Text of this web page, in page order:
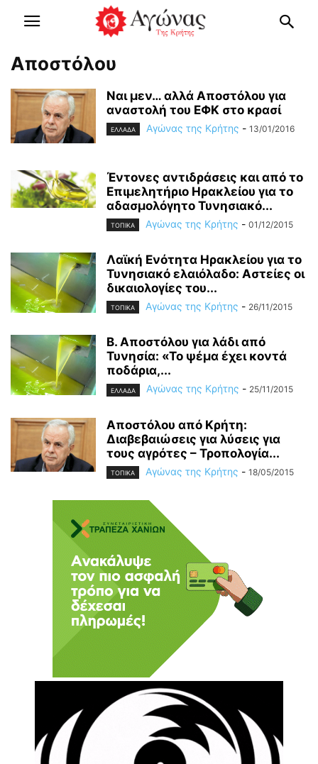
Αποστόλου
Ναι μεν… αλλά Αποστόλου για
αναστολή του ΕΦΚ στο κρασί
ΕΛΛΑΔΑ Αγώνας της Κρήτης - 13/01/2016
Έντονες αντιδράσεις και από το
Επιμελητήριο Ηρακλείου για το
αδασμολόγητο Τυνησιακό...
ΤΟΠΙΚΑ Αγώνας της Κρήτης - 01/12/2015
Λαϊκή Ενότητα Ηρακλείου για το
Τυνησιακό ελαιόλαδο: Αστείες οι
δικαιολογίες του...
ΤΟΠΙΚΑ Αγώνας της Κρήτης - 26/11/2015
B. Αποστόλου για λάδι από
Τυνησία: «Το ψέμα έχει κοντά
ποδάρια,...
ΕΛΛΑΔΑ Αγώνας της Κρήτης - 25/11/2015
Αποστόλου από Κρήτη:
Διαβεβαιώσεις για λύσεις για
τους αγρότες – Τροπολογία...
ΤΟΠΙΚΑ Αγώνας της Κρήτης - 18/05/2015